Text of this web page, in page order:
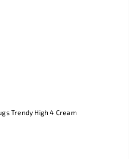
Trendy High 4 Cream